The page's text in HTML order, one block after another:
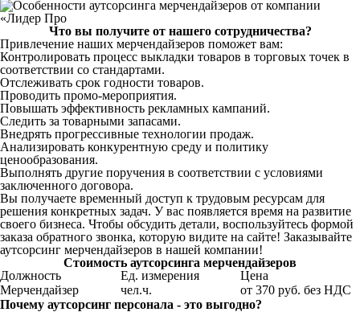
Что вы получите от нашего сотрудничества?
Привлечение наших мерчендайзеров поможет вам:
Контролировать процесс выкладки товаров в торговых точек в
соответствии со стандартами.
Отслеживать срок годности товаров.
Проводить промо-мероприятия.
Повышать эффективность рекламных кампаний.
Следить за товарными запасами.
Внедрять прогрессивные технологии продаж.
Анализировать конкурентную среду и политику
ценообразования.
Выполнять другие поручения в соответствии с условиями
заключенного договора.
Вы получаете временный доступ к трудовым ресурсам для
решения конкретных задач. У вас появляется время на развитие
своего бизнеса. Чтобы обсудить детали, воспользуйтесь формой
заказа обратного звонка, которую видите на сайте! Заказывайте
аутсорсинг мерчендайзеров в нашей компании!
Стоимость аутсорсинга мерчендайзеров
Должность
Ед. измерения
Цена
Мерчендайзер
чел.ч.
от 370 руб. без НДС
Почему аутсорсинг персонала - это выгодно?